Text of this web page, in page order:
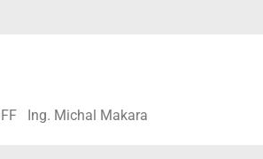
Ing. Michal Makara